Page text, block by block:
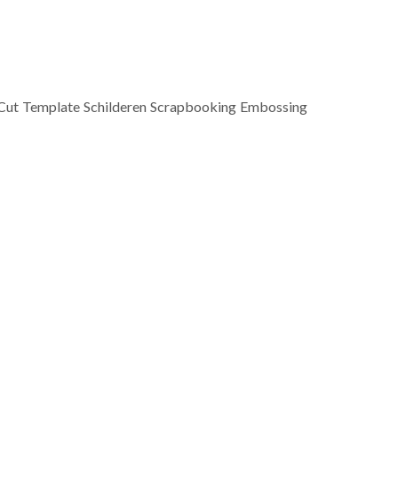
Template Schilderen Scrapbooking Embossing